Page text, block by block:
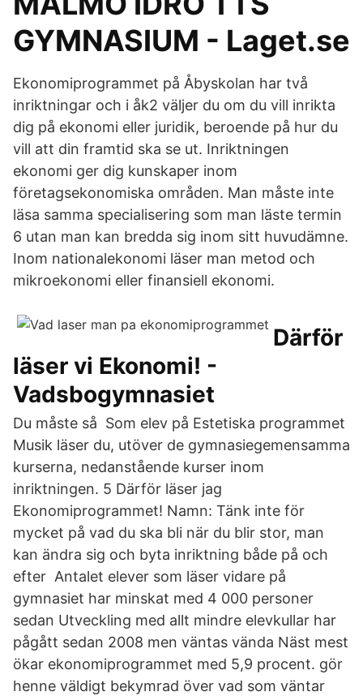
GYMNASIUM - Laget.se
Ekonomiprogrammet på Åbyskolan har två
inriktningar och i åk2 väljer du om du vill inrikta
dig på ekonomi eller juridik, beroende på hur du
vill att din framtid ska se ut. Inriktningen
ekonomi ger dig kunskaper inom
företagsekonomiska områden. Man måste inte
läsa samma specialisering som man läste termin
6 utan man kan bredda sig inom sitt huvudämne.
Inom nationalekonomi läser man metod och
mikroekonomi eller finansiell ekonomi.
Därför
läser vi Ekonomi! -
Vadsbogymnasiet
Du måste så Som elev på Estetiska programmet
Musik läser du, utöver de gymnasiegemensamma
kurserna, nedanstående kurser inom
inriktningen. 5 Därför läser jag
Ekonomiprogrammet! Namn: Tänk inte för
mycket på vad du ska bli när du blir stor, man
kan ändra sig och byta inriktning både på och
efter Antalet elever som läser vidare på
gymnasiet har minskat med 4 000 personer
sedan Utveckling med allt mindre elevkullar har
pågått sedan 2008 men väntas vända Näst mest
ökar ekonomiprogrammet med 5,9 procent. gör
henne väldigt bekymrad över vad som väntar